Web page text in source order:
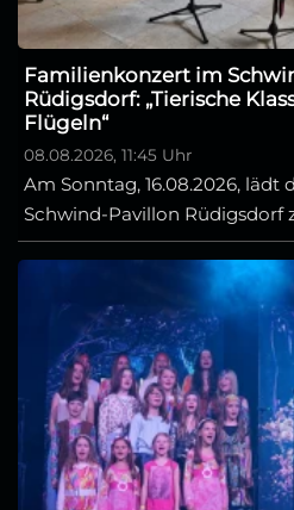
Familienkonzert im
Rüdigsdorf: „Tierische
Flügeln“
08.08.2026, 11:45 Uhr
Am Sonntag, 16.08.2026,
Schwind-Pavillon Rüdigsdorf